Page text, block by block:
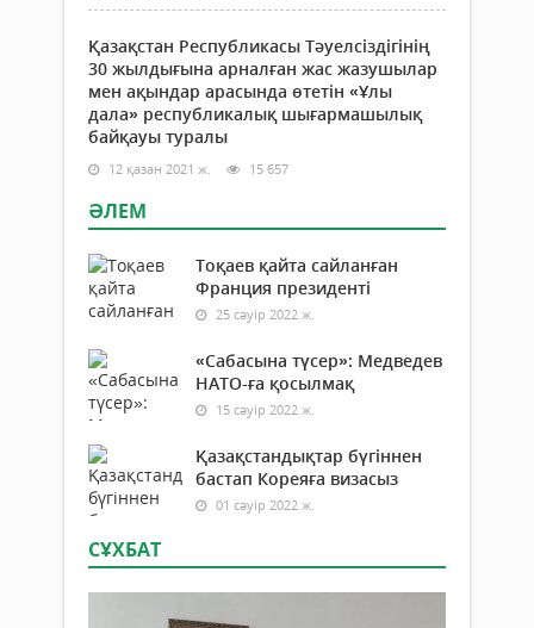
Қазақстан Республикасы Тәуелсіздігінің
30 жылдығына арналған жас жазушылар
мен ақындар арасында өтетін «Ұлы
дала» республикалық шығармашылық
байқауы туралы
12 қазан 2021 ж. 15 657
ӘЛЕМ
Тоқаев қайта сайланған
Франция президенті
25 сәуір 2022 ж.
«Сабасына түсер»: Медведев
НАТО-ға қосылмақ
15 сәуір 2022 ж.
Қазақстандықтар бүгіннен
бастап Кореяға визасыз
01 сәуір 2022 ж.
СҰХБАТ